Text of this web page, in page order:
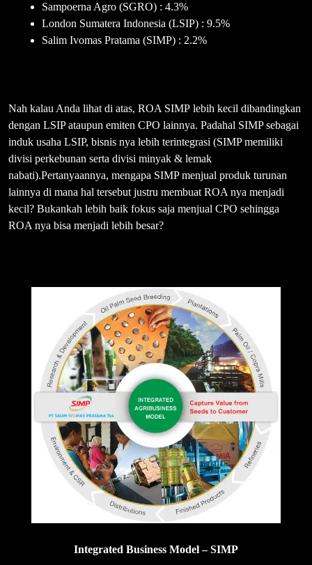
Sampoerna Agro (SGRO) : 4.3%
London Sumatera Indonesia (LSIP) : 9.5%
Salim Ivomas Pratama (SIMP) : 2.2%
Nah kalau Anda lihat di atas, ROA SIMP lebih kecil dibandingkan
dengan LSIP ataupun emiten CPO lainnya. Padahal SIMP sebagai
induk usaha LSIP, bisnis nya lebih terintegrasi (SIMP memiliki
divisi perkebunan serta divisi minyak & lemak
nabati).Pertanyaannya, mengapa SIMP menjual produk turunan
lainnya di mana hal tersebut justru membuat ROA nya menjadi
kecil? Bukankah lebih baik fokus saja menjual CPO sehingga
ROA nya bisa menjadi lebih besar?
Integrated Business Model – SIMP